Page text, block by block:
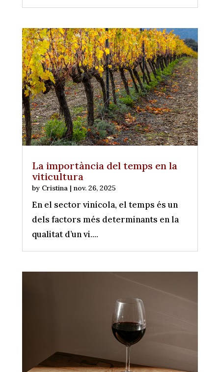
La importància del temps en la
viticultura
by Cristina| nov. 26, 2025
En el sector vinícola, el temps és un
dels factors més determinants en la
qualitat d’un vi....